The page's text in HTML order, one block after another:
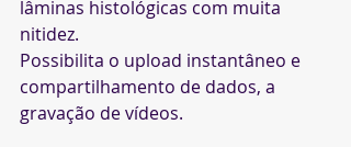
lâminas histológicas com muita
nitidez.
Possibilita o upload instantâneo e
compartilhamento de dados, a
gravação de vídeos.